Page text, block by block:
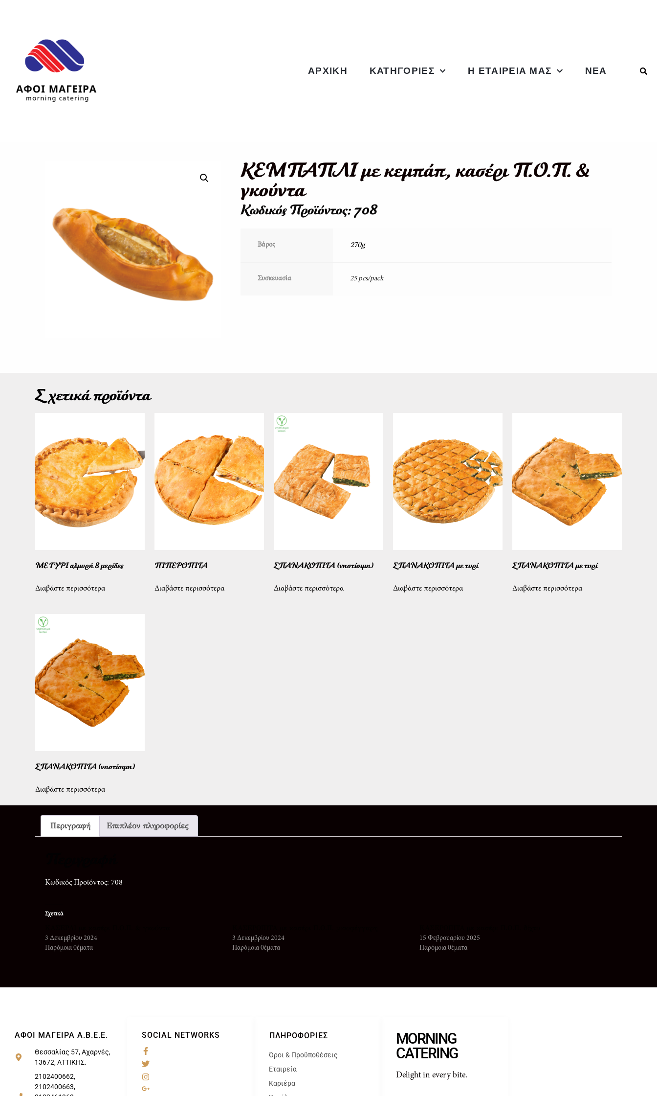
ΑΡΧΙΚΉ ΚΑΤΗΓΟΡΊΕΣ Η ΕΤΑΙΡΕΊΑ ΜΑΣ ΝΈΑ
ΚΕΜΠΑΠΛΙ με κεμπάπ, κασέρι Π.Ο.Π. &
γκούντα
Κωδικός Προϊόντος: 708
Βάρος 270g
Συσκευασία 25 pcs/pack
Σχετικά προϊόντα
ΜΕ ΤΥΡΙ αλμυρή 8 μερίδες
Διαβάστε περισσότερα
ΠΙΠΕΡΟΠΙΤΑ
Διαβάστε περισσότερα
ΣΠΑΝΑΚΟΠΙΤΑ (νηστίσιμη)
Διαβάστε περισσότερα
ΣΠΑΝΑΚΟΠΙΤΑ με τυρί
Διαβάστε περισσότερα
ΣΠΑΝΑΚΟΠΙΤΑ με τυρί
Διαβάστε περισσότερα
ΣΠΑΝΑΚΟΠΙΤΑ (νηστίσιμη)
Διαβάστε περισσότερα
Περιγραφή Επιπλέον πληροφορίες
Κωδικός Προϊόντος: 708
Σχετικά
3 Δεκεμβρίου 2024
Παρόμοια θέματα
3 Δεκεμβρίου 2024
Παρόμοια θέματα
15 Φεβρουαρίου 2025
Παρόμοια θέματα
ΑΦΟΙ ΜΑΓΕΙΡΑ Α.Β.Ε.Ε.
Θεσσαλίας 57, Αχαρνές,
13672, ΑΤΤΙΚΗΣ.
2102400662,
2102400663,
SOCIAL NETWORKS ΠΛΗΡΟΦΟΡΊΕΣ
Όροι & Προϋποθέσεις
Εταιρεία
Καριέρα
MORNING
CATERING
Delight in every bite.